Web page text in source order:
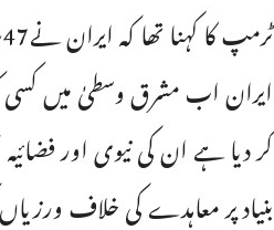
ایران اب مشرق وسطیٰ میں کسی کو
کر دیا ہے ان کی نیوی اور